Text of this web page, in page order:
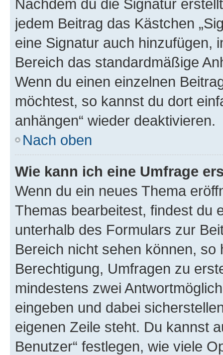
Nachdem du die Signatur
jedem Beitrag das Kästchen
eine Signatur auch hinzufügen,
Bereich das standardmäßige
Wenn du einen einzelnen
möchtest, so kannst du dort
anhängen“ wieder deaktivieren.
Nach oben
Wie kann ich eine Umfrage
Wenn du ein neues Thema
Themas bearbeitest, findest du
unterhalb des Formulars zur
Bereich nicht sehen können,
Berechtigung, Umfragen zu
mindestens zwei
eingeben und dabei
eigenen Zeile steht. Du kannst
Benutzer“ festlegen, wie viele